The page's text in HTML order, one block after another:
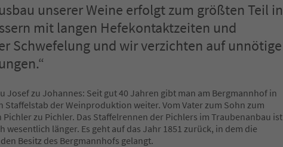
unserer Weine erfolgt zum größten Teil in
mit langen Hefekontaktzeiten und
Schwefelung und wir verzichten auf unnötige
Josef zu Johannes: Seit gut 40 Jahren gibt man am Bergmannhof in
Staffelstab der Weinproduktion weiter. Vom Vater zum Sohn zum
Pichler zu Pichler. Das Staffelrennen der Pichlers im Traubenanbau ist
wesentlich länger. Es geht auf das Jahr 1851 zurück, in dem die
Besitz des Bergmannhofs gelangt.